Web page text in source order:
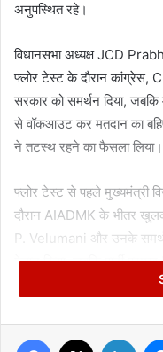
अनुपस्थित रहे।
विधानसभा अध्यक्ष JCD
फ्लोर टेस्ट के दौरान
सरकार को समर्थन दिया,
से वॉकआउट कर मतदान का
ने तटस्थ रहने का फैसला लिया।
फ्लोर टेस्ट से पहले मुख्यमंत्री
दौरान AIADMK के भीतर
P. Velumani और उनके
ऐलान किया, जबकि पार्टी
सूत्रों के मुताबिक AIADMK के
Facebook